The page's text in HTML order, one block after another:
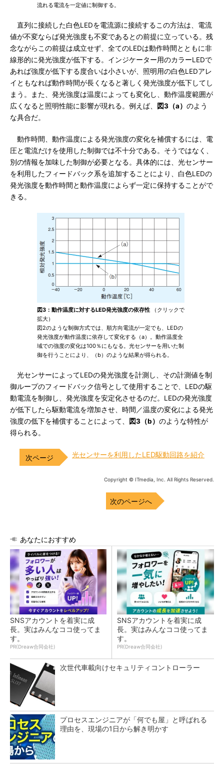
流れる電流を一定値に制御する。
直列に接続した白色LEDを電流源に接続するこの方法は、電流
値が不変ならば発光強度も不変であるとの前提に立っている。残
念ながらこの前提は成立せず、全てのLEDは動作時間とともに非
線形的に発光強度が低下する。インジケーター用のカラーLEDで
あれば強度が低下する度合いは小さいが、照明用の白色LEDアレ
イともなれば動作時間が長くなると著しく発光強度が低下してし
まう。また、発光強度は温度によっても変化し、動作温度範囲が
広くなると照明性能に影響が現れる。例えば、
図3（a） のよう
な具合だ。
動作時間、動作温度による発光強度の変化を補償するには、電
圧と電流だけを使用した制御では不十分である。そうではなく、
別の情報を加味した制御が必要となる。具体的には、光センサー
を利用したフィードバック系を追加することにより、白色LEDの
発光強度を動作時間と動作温度によらず一定に保持することがで
きる。
図3：動作温度に対するLED発光強度の依存性 （クリックで
拡大）
図2のような制御方式では、順方向電流が一定でも、LEDの
発光強度が動作温度に依存して変化する（a）。動作温度全
域での強度の変化は100％にもなる。光センサーを用いた制
御を行うことにより、（b）のような結果が得られる。
光センサーによってLEDの発光強度を計測し、その計測値を制
御ループのフィードバック信号として使用することで、LEDの駆
動電流を制御し、発光強度を安定化させるのだ。LEDの発光強度
が低下したら駆動電流を増加させ、時間／温度の変化による発光
強度の低下を補償することによって、
図3（b） のような特性が
得られる。
光センサーを利用したLED駆動回路を紹介
Copyright © ITmedia, Inc. All Rights Reserved.
次のページへ
あなたにおすすめ
SNSアカウントを着実に成
長。実はみんなココ使ってま
す。
PR(Dreaw合同会社)
SNSアカウントを着実に成
長。実はみんなココ使ってま
す。
PR(Dreaw合同会社)
次世代車載向けセキュリティコントローラー
プロセスエンジニアが「何でも屋」と呼ばれる
理由を、現場の1日から解き明かす